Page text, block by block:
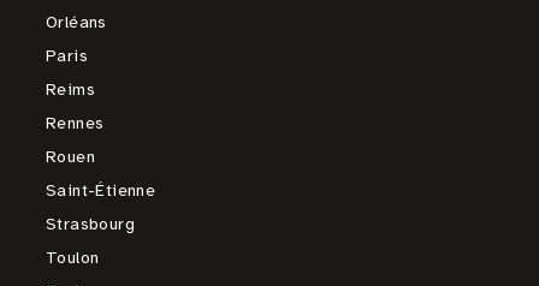
Orléans
Paris
Reims
Rennes
Rouen
Saint-Étienne
Strasbourg
Toulon